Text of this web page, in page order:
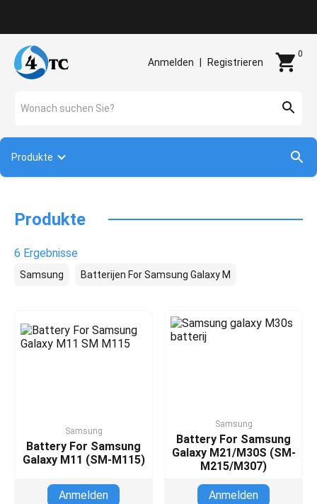
Anmelden Registrieren
0
Wonach suchen Sie?
Produkte
Produkte
6 Ergebnisse
Samsung Batterijen For Samsung Galaxy M
Samsung
Battery For Samsung
Galaxy M11 (SM-M115)
Anmelden
Samsung
Battery For Samsung
Galaxy M21/M30S (SM-
M215/M307)
Anmelden